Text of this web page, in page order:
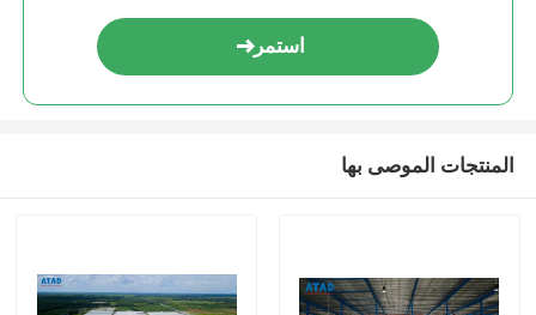
استمر
المنتجات الموصى بها